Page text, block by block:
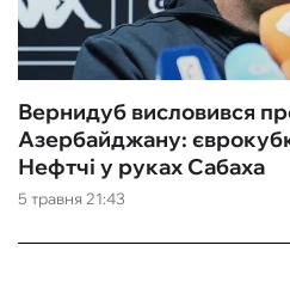
5 травня 21:43
Вернидуб висловився
Азербайджану:
Нефтчі у руках Сабаха